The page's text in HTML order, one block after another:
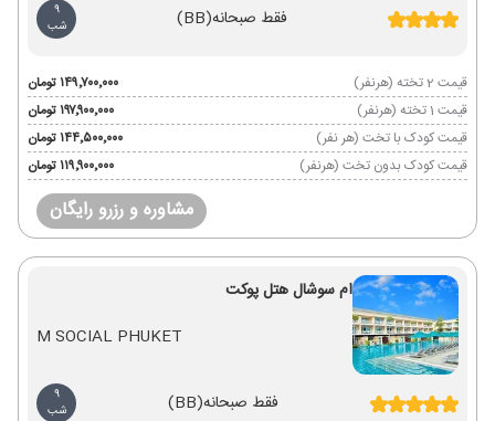
فقط صبحانه(BB)
9
شب
قیمت 2 تخته (هرنفر)
۱۴۹٬۷۰۰٬۰۰۰ تومان
قیمت 1 تخته (هرنفر)
۱۹۷٬۹۰۰٬۰۰۰ تومان
قیمت کودک با تخت (هر نفر)
۱۴۴٬۵۰۰٬۰۰۰ تومان
قیمت کودک بدون تخت (هرنفر)
۱۱۹٬۹۰۰٬۰۰۰ تومان
مشاوره و رزرو رایگان
ام سوشال هتل پوکت
M SOCIAL PHUKET
فقط صبحانه(BB)
9
شب